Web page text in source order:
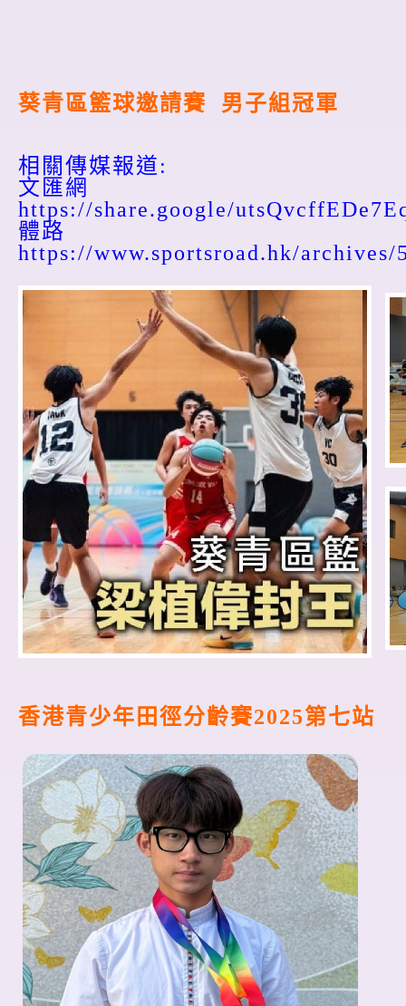
葵青區籃球邀請賽 男子組冠軍
相關傳媒報道:
文匯網
https://share.google/
體路
https://www.sportsroad.hk/archives/
香港青少年田徑分齡賽2025第七站